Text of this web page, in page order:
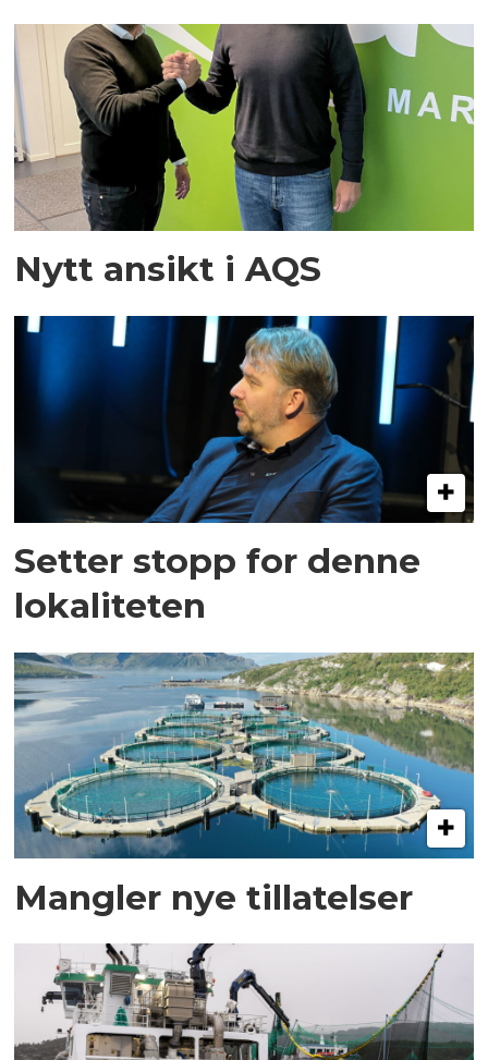
Nytt ansikt i AQS
Setter stopp for denne
lokaliteten
Mangler nye tillatelser